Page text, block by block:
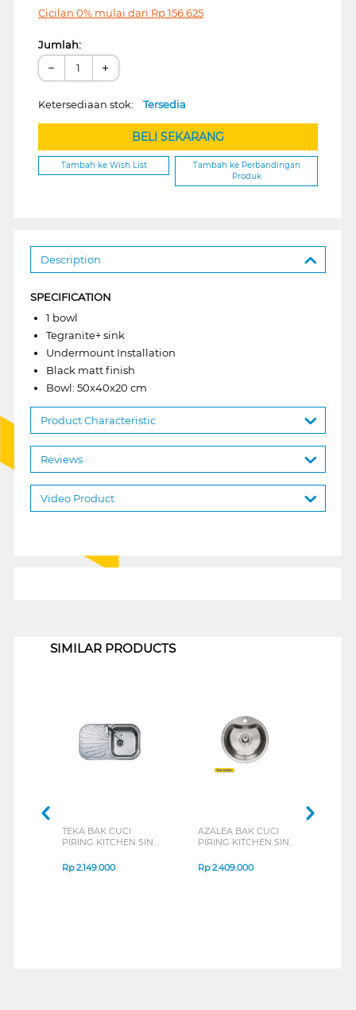
Cicilan 0% mulai dari Rp156.625
Jumlah:
− +
Ketersediaan stok: Tersedia
BELI SEKARANG
Tambah ke Wish List
Tambah ke Perbandingan
Produk
Description
SPECIFICATION
1 bowl
Tegranite+ sink
Undermount Installation
Black matt finish
Bowl: 50x40x20 cm
Product Characteristic
Reviews
Video Product
SIMILAR PRODUCTS
TEKA BAK CUCI
PIRING KITCHEN SINK
Rp2.149.000
AZALEA BAK CUCI
PIRING KITCHEN SINK
Rp2.409.000